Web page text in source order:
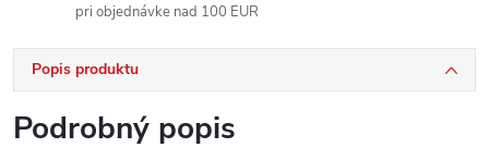
pri objednávke nad 100 EUR
Popis produktu
Podrobný popis